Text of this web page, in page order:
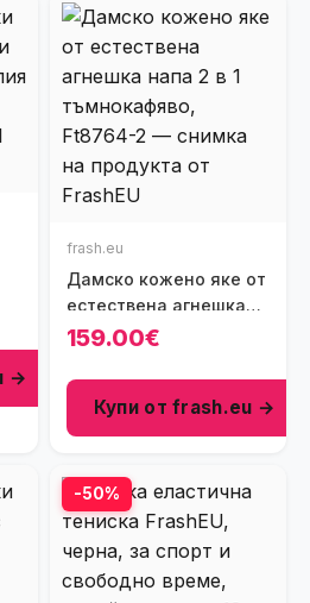
→
frash.eu
Дамско кожено яке от
естествена агнешка
напа 2 в 1
2
159.00€
Купи от frash.eu →
-50%